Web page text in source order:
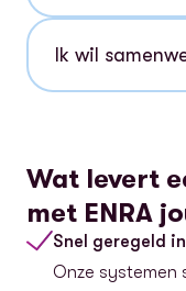
Ik wil
Wat levert
met ENRA
Snel geregeld
Onze systemen